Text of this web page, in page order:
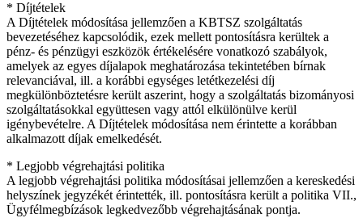
* Díjtételek
A Díjtételek módosítása jellemzően a KBTSZ szolgáltatás
bevezetéséhez kapcsolódik, ezek mellett pontosításra kerültek a
pénz- és pénzügyi eszközök értékelésére vonatkozó szabályok,
amelyek az egyes díjalapok meghatározása tekintetében bírnak
relevanciával, ill. a korábbi egységes letétkezelési díj
megkülönböztetésre került aszerint, hogy a szolgáltatás bizományosi
szolgáltatásokkal együttesen vagy attól elkülönülve kerül
igénybevételre. A Díjtételek módosítása nem érintette a korábban
alkalmazott díjak emelkedését.
* Legjobb végrehajtási politika
A legjobb végrehajtási politika módosításai jellemzően a kereskedési
helyszínek jegyzékét érintették, ill. pontosításra került a politika VII.,
Ügyfélmegbízások legkedvezőbb végrehajtásának pontja.